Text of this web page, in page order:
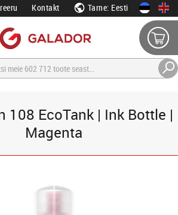
Kontakt Tarne: Eesti
108 EcoTank | Ink Bottle |
Magenta